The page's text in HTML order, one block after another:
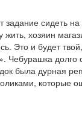
сидеть на
жить, хозяин
Это и будет
долго
была дурная
которые